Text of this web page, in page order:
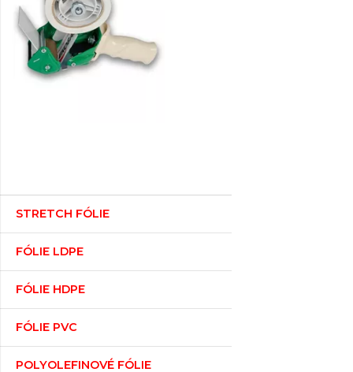
STRETCH FÓLIE
FÓLIE LDPE
FÓLIE HDPE
FÓLIE PVC
POLYOLEFINOVÉ FÓLIE